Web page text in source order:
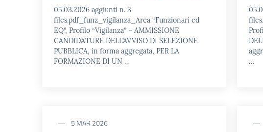
05.03.2026 aggiunti n. 3
files.pdf_funz_vigilanza_Area “Funzionari ed
EQ”, Profilo “Vigilanza” – AMMISSIONE
CANDIDATURE DELL’AVVISO DI SELEZIONE
PUBBLICA, in forma aggregata, PER LA
FORMAZIONE DI UN …
…
5 MAR 2026